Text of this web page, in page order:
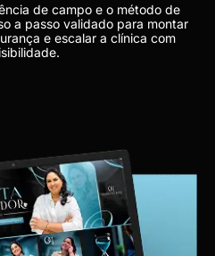
de campo e o método de
a passo validado para montar
e escalar a clínica com